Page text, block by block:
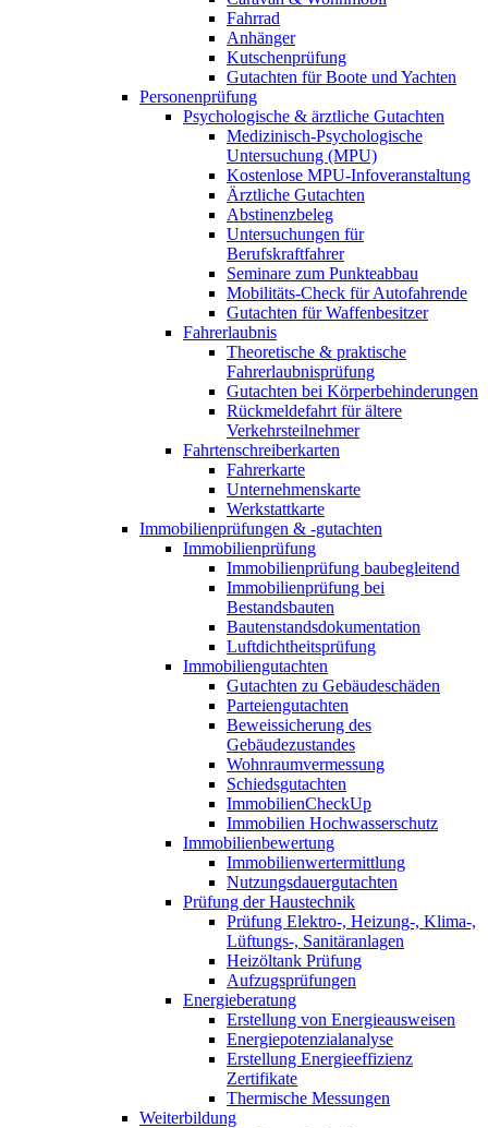
Fahrrad
Anhänger
Kutschenprüfung
Gutachten für Boote und Yachten
Personenprüfung
Psychologische & ärztliche Gutachten
Medizinisch-Psychologische
Untersuchung (MPU)
Kostenlose MPU-Infoveranstaltung
Ärztliche Gutachten
Abstinenzbeleg
Untersuchungen für
Berufskraftfahrer
Seminare zum Punkteabbau
Mobilitäts-Check für Autofahrende
Gutachten für Waffenbesitzer
Fahrerlaubnis
Theoretische & praktische
Fahrerlaubnisprüfung
Gutachten bei Körperbehinderungen
Rückmeldefahrt für ältere
Verkehrsteilnehmer
Fahrtenschreiberkarten
Fahrerkarte
Unternehmenskarte
Werkstattkarte
Immobilienprüfungen & -gutachten
Immobilienprüfung
Immobilienprüfung baubegleitend
Immobilienprüfung bei
Bestandsbauten
Bautenstandsdokumentation
Luftdichtheitsprüfung
Immobiliengutachten
Gutachten zu Gebäudeschäden
Parteiengutachten
Beweissicherung des
Gebäudezustandes
Wohnraumvermessung
Schiedsgutachten
ImmobilienCheckUp
Immobilien Hochwasserschutz
Immobilienbewertung
Immobilienwertermittlung
Nutzungsdauergutachten
Prüfung der Haustechnik
Prüfung Elektro-, Heizung-, Klima-,
Lüftungs-, Sanitäranlagen
Heizöltank Prüfung
Aufzugsprüfungen
Energieberatung
Erstellung von Energieausweisen
Energiepotenzialanalyse
Erstellung Energieeffizienz
Zertifikate
Thermische Messungen
Weiterbildung